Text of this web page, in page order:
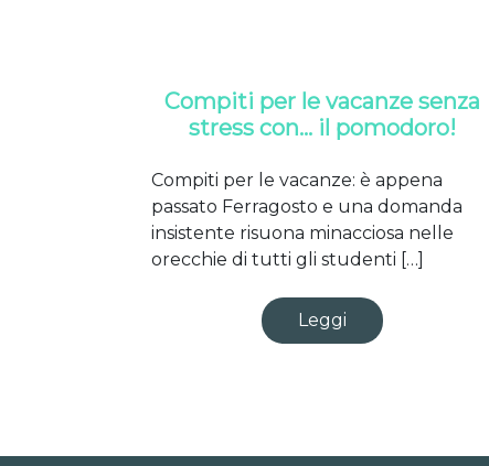
Compiti per le vacanze senza
stress con… il pomodoro!
Compiti per le vacanze: è appena
passato Ferragosto e una domanda
insistente risuona minacciosa nelle
orecchie di tutti gli studenti […]
Leggi